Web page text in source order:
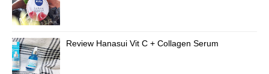
Review Hanasui Vit C + Collagen Serum